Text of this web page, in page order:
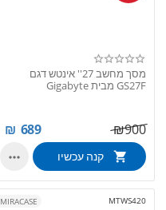
מסך מחשב 27'' אינטש דגם
GS27F מבית Gigabyte
900
₪
689
₪
קנה עכשיו 
MTWS420
MIRACASE